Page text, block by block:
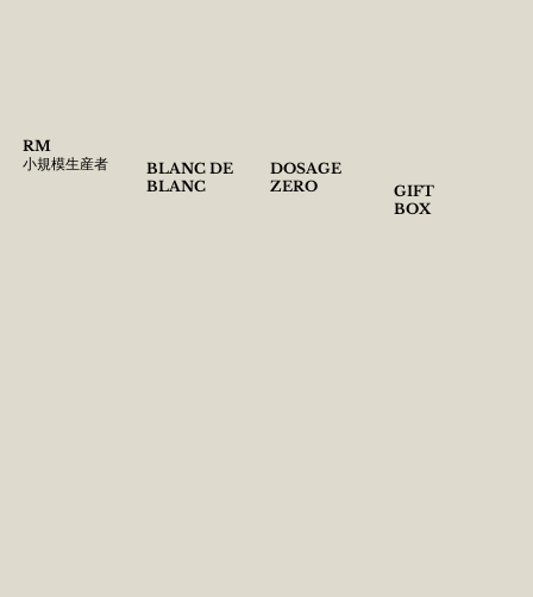
RM
​小規模生産者
BLANC DE
BLANC
DOSAGE
ZERO
GIFT
​BOX